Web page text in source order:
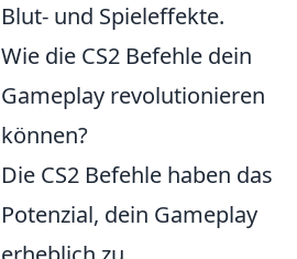
Blut- und Spieleffekte.
Wie die CS2 Befehle dein
Gameplay revolutionieren
können?
Die CS2 Befehle haben das
Potenzial, dein Gameplay